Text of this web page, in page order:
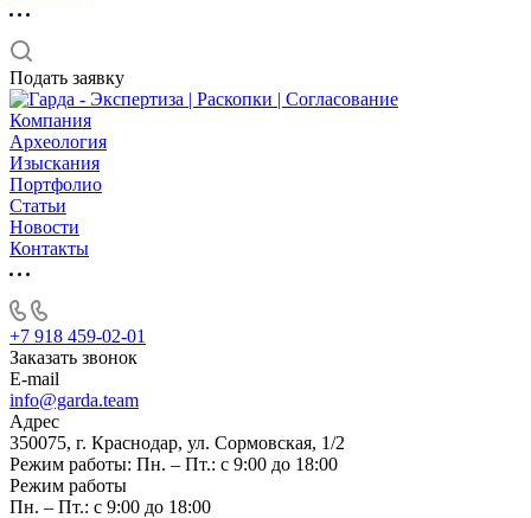
Подать заявку
Компания
Археология
Изыскания
Портфолио
Статьи
Новости
Контакты
+7 918 459-02-01
Заказать звонок
E-mail
info@garda.team
Адрес
350075, г. Краснодар, ул. Сормовская, 1/2
Режим работы: Пн. – Пт.: с 9:00 до 18:00
Режим работы
Пн. – Пт.: с 9:00 до 18:00